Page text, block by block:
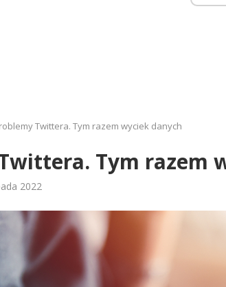
Twittera. Tym razem wyciek danych
Tym razem
2022